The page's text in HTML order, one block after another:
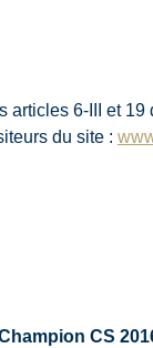
6-III et
du site :
CS